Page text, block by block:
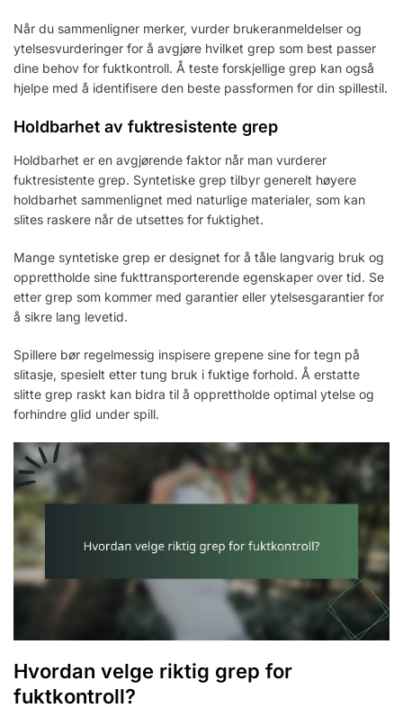
Når du sammenligner merker, vurder brukeranmeldelser og
ytelsesvurderinger for å avgjøre hvilket grep som best passer
dine behov for fuktkontroll. Å teste forskjellige grep kan også
hjelpe med å identifisere den beste passformen for din spillestil.
Holdbarhet av fuktresistente grep
Holdbarhet er en avgjørende faktor når man vurderer
fuktresistente grep. Syntetiske grep tilbyr generelt høyere
holdbarhet sammenlignet med naturlige materialer, som kan
slites raskere når de utsettes for fuktighet.
Mange syntetiske grep er designet for å tåle langvarig bruk og
opprettholde sine fukttransporterende egenskaper over tid. Se
etter grep som kommer med garantier eller ytelsesgarantier for
å sikre lang levetid.
Spillere bør regelmessig inspisere grepene sine for tegn på
slitasje, spesielt etter tung bruk i fuktige forhold. Å erstatte
slitte grep raskt kan bidra til å opprettholde optimal ytelse og
forhindre glid under spill.
Hvordan velge riktig grep for
fuktkontroll?